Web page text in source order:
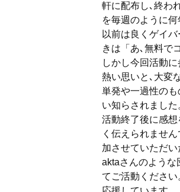
軒に配布し､ 終わ
を毎週のように
以前は良くゲイ
きは「あ､ 無料で
しかし今回活動
熱い思いと､大変
単発や一過性のも
い知らされました
活動終了後に感想
く伝えられませ
加させていただい
aktaさんのような
てご活動ください